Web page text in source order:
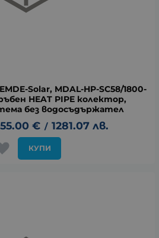
Solar, MDAL-HP-SC58/1800-
HEAT PIPE колектор,
без водосъдържател
€ / 1281.07 лв.
КУПИ